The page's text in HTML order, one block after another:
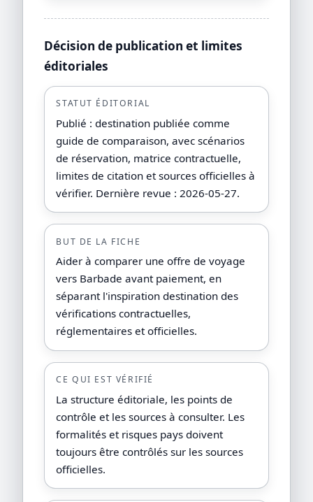
Décision de publication et limites
éditoriales
STATUT ÉDITORIAL
Publié : destination publiée comme
guide de comparaison, avec scénarios
de réservation, matrice contractuelle,
limites de citation et sources officielles à
vérifier. Dernière revue : 2026-05-27.
BUT DE LA FICHE
Aider à comparer une offre de voyage
vers Barbade avant paiement, en
séparant l'inspiration destination des
vérifications contractuelles,
réglementaires et officielles.
CE QUI EST VÉRIFIÉ
La structure éditoriale, les points de
contrôle et les sources à consulter. Les
formalités et risques pays doivent
toujours être contrôlés sur les sources
officielles.